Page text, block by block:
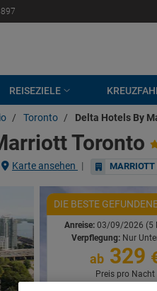
REISEZIELE
/ Toronto / Delta Hotels By
Toronto
Karte ansehen | MARRIOTT
Basierend auf
DIE BESTE
Anreise:03/09/2026 (5
Verpflegung: Nur
ab 329
Preis pro Nacht